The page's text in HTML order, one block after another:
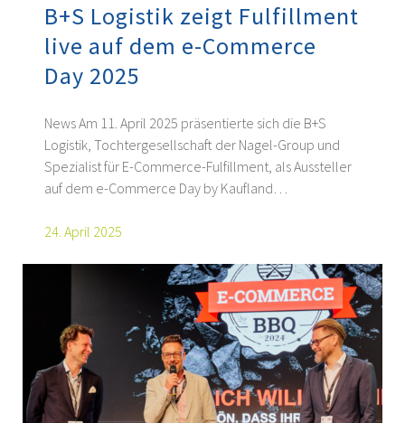
B+S Logistik zeigt Fulfillment
live auf dem e-Commerce
Day 2025
News Am 11. April 2025 präsentierte sich die B+S
Logistik, Tochtergesellschaft der Nagel-Group und
Spezialist für E-Commerce-Fulfillment, als Aussteller
auf dem e-Commerce Day by Kaufland…
24. April 2025